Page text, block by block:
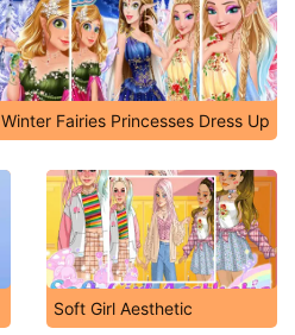
Winter Fairies Princesses Dress Up
Soft Girl Aesthetic